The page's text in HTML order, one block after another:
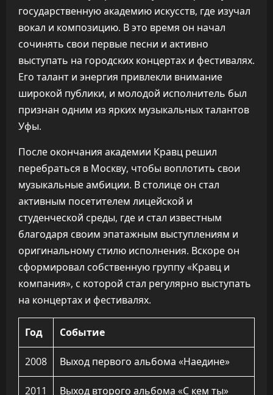
государственную академию искусств, где изучал
вокал и композицию. В это время он начал
сочинять свои первые песни и активно
выступать на городских концертах и фестивалях.
Его талант и энергия привлекли внимание
широкой публики, и молодой исполнитель был
признан одним из ярких музыкальных талантов
Уфы.
После окончания академии Кравц решил
перебраться в Москву, чтобы воплотить свои
музыкальные амбиции. В столице он стал
активным посетителем лицейской и
студенческой среды, где и стал известным
благодаря своим эпатажным выступлениям и
оригинальному стилю исполнения. Вскоре он
сформировал собственную группу «Кравц и
компания», с которой стал регулярно выступать
на концертах и фестивалях.
Год Событие
2008 Выход первого альбома «Наедине»
2011 Выход второго альбома «С кем ты»